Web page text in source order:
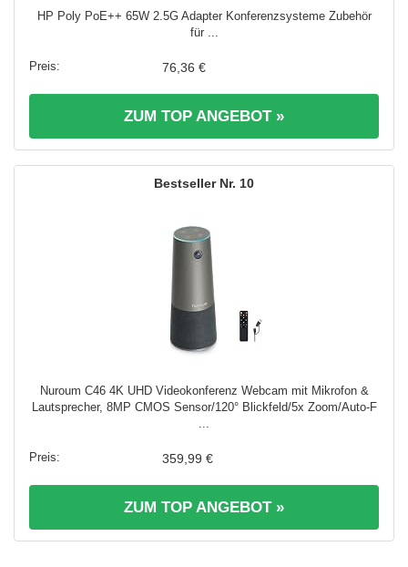
HP Poly PoE++ 65W 2.5G Adapter Konferenzsysteme Zubehör
für ...
76,36 €
ZUM TOP ANGEBOT »
10
Nuroum C46 4K UHD Videokonferenz Webcam mit Mikrofon &
Lautsprecher, 8MP CMOS Sensor/120° Blickfeld/5x Zoom/Auto-F
359,99 €
ZUM TOP ANGEBOT »